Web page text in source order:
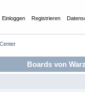
Einloggen Registrieren
Boards von